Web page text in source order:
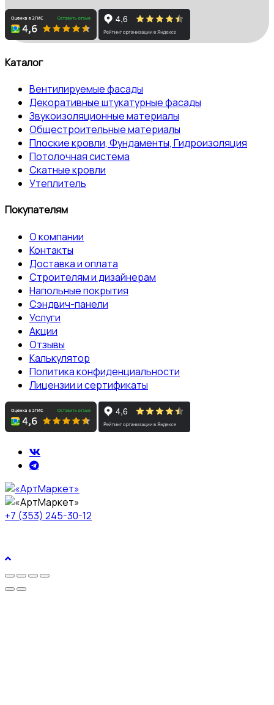
Каталог
Вентилируемые фасады
Декоративные штукатурные фасады
Звукоизоляционные материалы
Общестроительные материалы
Плоские кровли, Фундаменты, Гидроизоляция
Потолочная система
Скатные кровли
Утеплитель
Покупателям
О компании
Контакты
Доставка и оплата
Строителям и дизайнерам
Напольные покрытия
Сэндвич-панели
Услуги
Акции
Отзывы
Калькулятор
Политика конфиденциальности
Лицензии и сертификаты
+7 (353) 245-30-12